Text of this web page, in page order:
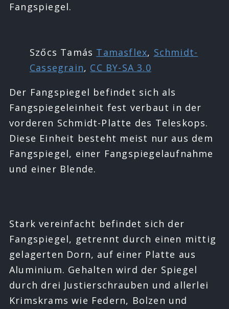
Fangspiegel.
Szőcs Tamás Tamasflex, Schmidt-
Cassegrain, CC BY-SA 3.0
Der Fangspiegel befindet sich als
Fangspiegeleinheit fest verbaut in der
vorderen Schmidt-Platte des Teleskops.
Diese Einheit besteht meist nur aus dem
Fangspiegel, einer Fangspiegelaufnahme
und einer Blende.
Stark vereinfacht befindet sich der
Fangspiegel, getrennt durch einen mittig
gelagerten Dorn, auf einer Platte aus
Aluminium. Gehalten wird der Spiegel
durch drei Justierschrauben und allerlei
Krimskrams wie Federn, Bolzen und